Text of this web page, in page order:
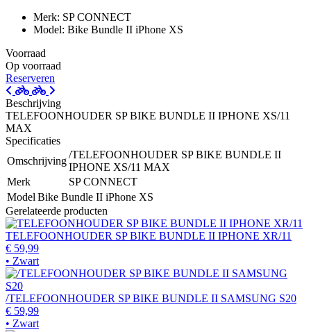
Merk: SP CONNECT
Model: Bike Bundle II iPhone XS
Voorraad
Op voorraad
Reserveren
Beschrijving
TELEFOONHOUDER SP BIKE BUNDLE II IPHONE XS/11
MAX
Specificaties
Omschrijving
/TELEFOONHOUDER SP BIKE BUNDLE II
IPHONE XS/11 MAX
Merk
SP CONNECT
Model Bike Bundle II iPhone XS
Gerelateerde producten
TELEFOONHOUDER SP BIKE BUNDLE II IPHONE XR/11
€ 59,99
• Zwart
/TELEFOONHOUDER SP BIKE BUNDLE II SAMSUNG S20
€ 59,99
• Zwart